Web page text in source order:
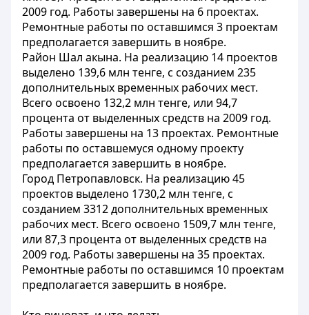
2009 год. Работы завершены на 6 проектах.
Ремонтные работы по оставшимся 3 проектам
предполагается завершить в ноябре.
Район Шал акына. На реализацию 14 проектов
выделено 139,6 млн тенге, с созданием 235
дополнительных временных рабочих мест.
Всего освоено 132,2 млн тенге, или 94,7
процента от выделенных средств на 2009 год.
Работы завершены на 13 проектах. Ремонтные
работы по оставшемуся одному проекту
предполагается завершить в ноябре.
Город Петропавловск. На реализацию 45
проектов выделено 1730,2 млн тенге, с
созданием 3312 дополнительных временных
рабочих мест. Всего освоено 1509,7 млн тенге,
или 87,3 процента от выделенных средств на
2009 год. Работы завершены на 35 проектах.
Ремонтные работы по оставшимся 10 проектам
предполагается завершить в ноябре.